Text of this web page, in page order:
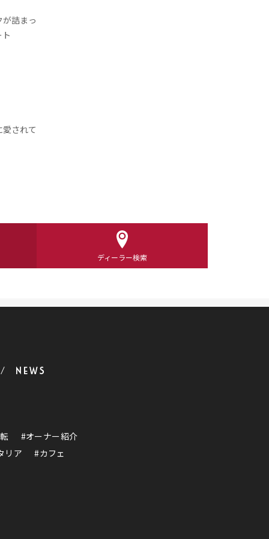
詰まっ
されて
ディーラー検索
NEWS
#オーナー紹介
リア #カフェ